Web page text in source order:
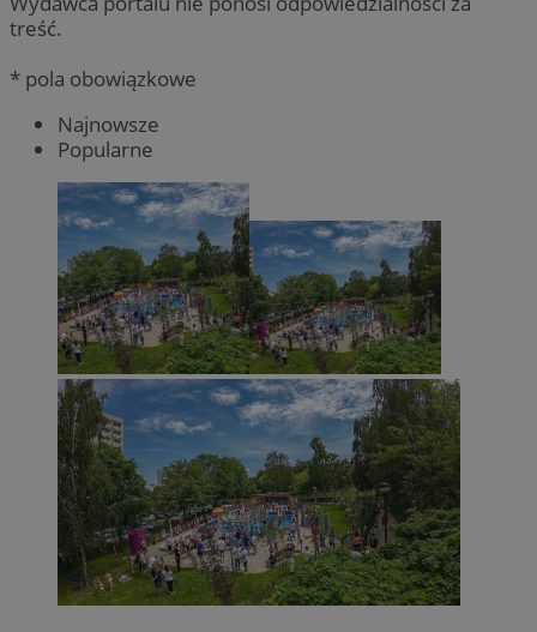
treść.
* pola obowiązkowe
Najnowsze
Popularne